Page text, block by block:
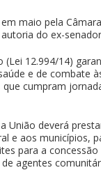
maio pela
do ex-
(Lei 12.994/14)
e de combate
cumpram
União deverá
e aos municípios,
para a
agentes